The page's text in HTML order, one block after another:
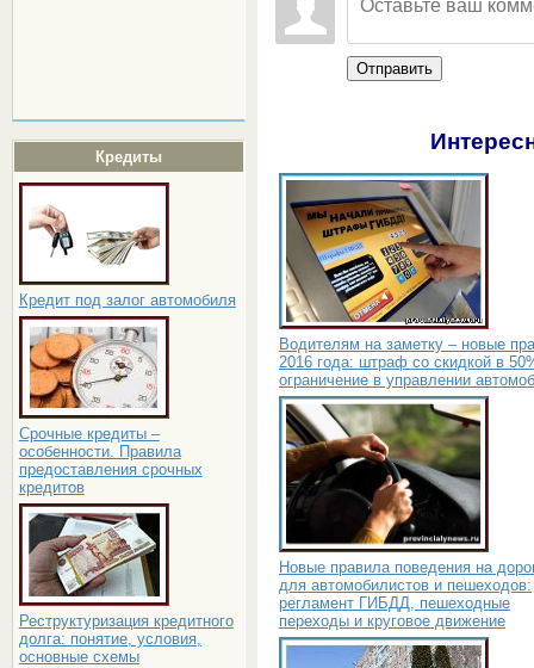
Кредиты
Кредит под залог автомобиля
Срочные кредиты –
особенности. Правила
предоставления срочных
кредитов
Реструктуризация кредитного
долга: понятие, условия,
основные схемы
Отправить
Водителям на заметку – новые
2016 года: штраф со скидкой в
ограничение в управлении
Новые правила поведения на
для автомобилистов и пешеходов:
регламент ГИБДД, пешеходные
переходы и круговое движение